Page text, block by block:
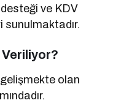
ve KDV
olan